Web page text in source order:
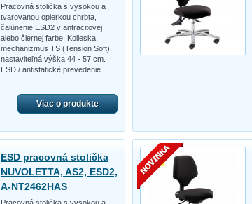
Pracovná stolička s vysokou a
tvarovanou opierkou chrbta,
čalúnenie ESD2 v antracitovej
alebo čiernej farbe. Kolieska,
mechanizmus TS (Tension Soft),
nastaviteľná výška 44 - 57 cm.
ESD / antistatické prevedenie.
Viac o produkte
ESD pracovná stolička
NUVOLETTA, AS2, ESD2,
A-NT2462HAS